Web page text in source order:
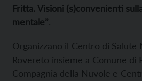
Fritta. Visioni (s)convenienti
mentale”.
Organizzano il Centro di Salute
Rovereto insieme a Comune di
Compagnia della Nuvole e